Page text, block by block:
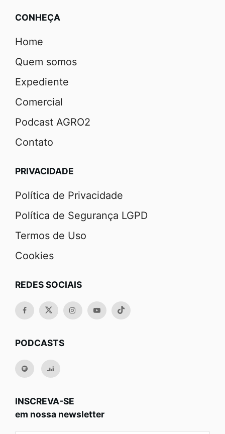
CONHEÇA
Home
Quem somos
Expediente
Comercial
Podcast AGRO2
Contato
PRIVACIDADE
Política de Privacidade
Política de Segurança LGPD
Termos de Uso
Cookies
REDES SOCIAIS
PODCASTS
INSCREVA-SE
em nossa newsletter